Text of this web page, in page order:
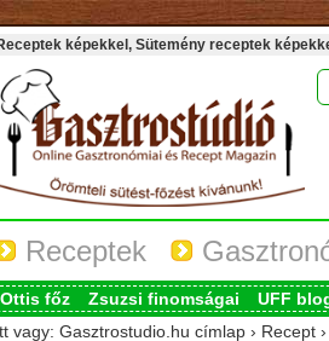
képekkel, Sütemény receptek
Receptek
Ottis főz Zsuzsi finomságai UFF
vagy: Gasztrostudio.hu címlap › Recept